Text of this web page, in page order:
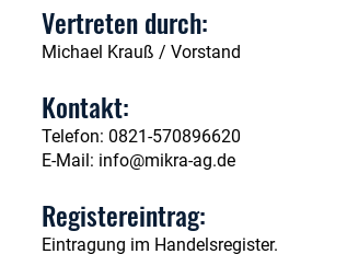
Vertreten durch:
Michael Krauß / Vorstand
Kontakt:
Telefon: 0821-570896620
E-Mail: info@mikra-ag.de
Registereintrag:
Eintragung im Handelsregister.